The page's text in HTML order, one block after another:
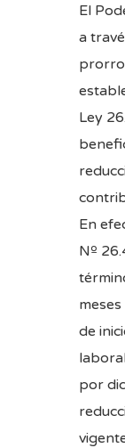
El
a
Ley
En
Nº
de
por